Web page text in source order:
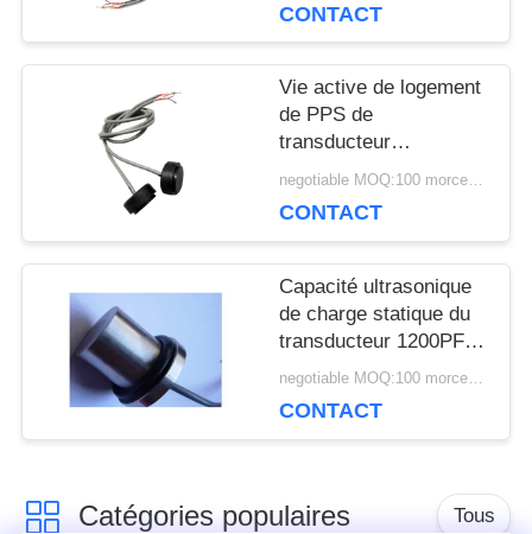
PRIVACY
POLICY
ultrasonique 1200PF
CONTACT
Vie active de logement
de PPS de
transducteur
ultrasonique
compteur de débit
negotiable MOQ:100 morceaux/morceaux
CONTACT
Capacité ultrasonique
de charge statique du
transducteur 1200PF
de compteur de débit
negotiable MOQ:100 morceaux/morceaux
CONTACT
Catégories populaires Tous